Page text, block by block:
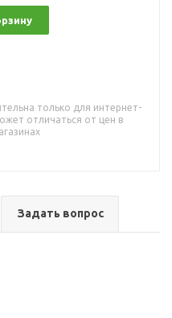
только для интернет-
отличаться от цен в
Задать вопрос